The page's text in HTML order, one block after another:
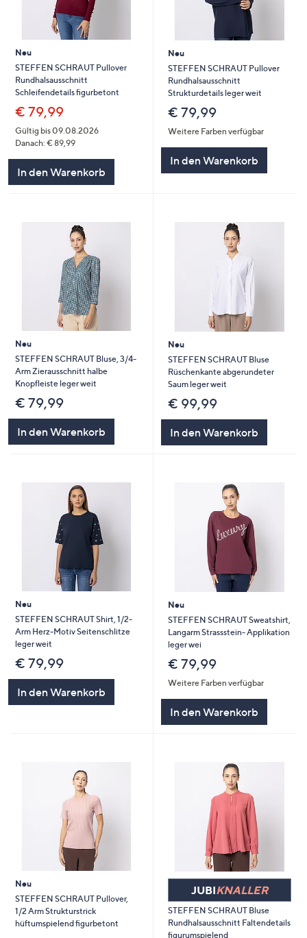
Neu
STEFFEN SCHRAUT Pullover
Rundhalsausschnitt
Schleifendetails figurbetont
€ 79,99
Gültig bis 09.08.2026
Danach: € 89,99
In den Warenkorb
Neu
STEFFEN SCHRAUT Pullover
Rundhalsausschnitt
Strukturdetails leger weit
€ 79,99
Weitere Farben verfügbar
In den Warenkorb
Neu
STEFFEN SCHRAUT Bluse, 3/4-
Arm Zierausschnitt halbe
Knopfleiste leger weit
€ 79,99
In den Warenkorb
Neu
STEFFEN SCHRAUT Bluse
Rüschenkante abgerundeter
Saum leger weit
€ 99,99
In den Warenkorb
Neu
STEFFEN SCHRAUT Shirt, 1/2-
Arm Herz-Motiv Seitenschlitze
leger weit
€ 79,99
In den Warenkorb
Neu
STEFFEN SCHRAUT Sweatshirt,
Langarm Strassstein- Applikation
leger wei
€ 79,99
Weitere Farben verfügbar
In den Warenkorb
Neu
STEFFEN SCHRAUT Pullover,
1/2 Arm Strukturstrick
hüftumspielend figurbetont
JUBIKNALLER
STEFFEN SCHRAUT Bluse
Rundhalsausschnitt Faltendetails
figurumspielend